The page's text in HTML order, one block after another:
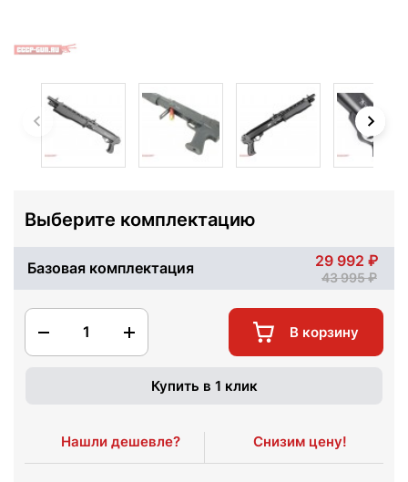
Выберите комплектацию
Базовая комплектация 29 992
43 995
1 В корзину
Купить в 1 клик
Нашли дешевле? Снизим цену!